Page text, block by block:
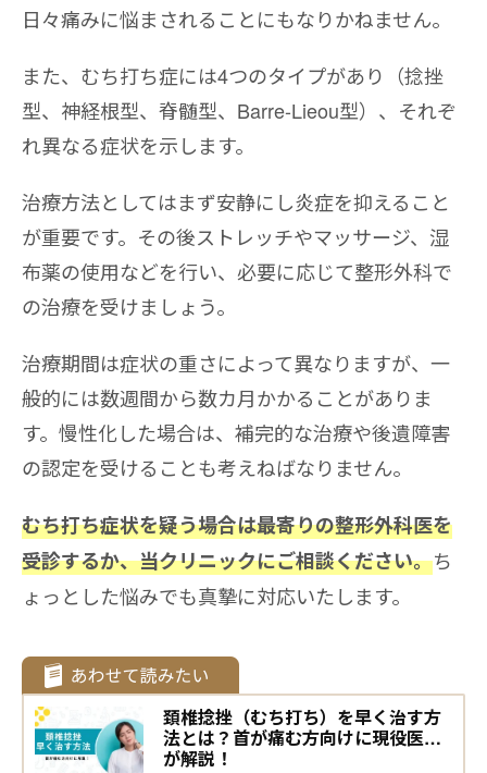
日々痛みに悩まされることにもなりかねません。
また、むち打ち症には4つのタイプがあり（捻挫
型、神経根型、脊髄型、Barre-Lieou型）、それぞ
れ異なる症状を示します。
治療方法としてはまず安静にし炎症を抑えること
が重要です。その後ストレッチやマッサージ、湿
布薬の使用などを行い、必要に応じて整形外科で
の治療を受けましょう。
治療期間は症状の重さによって異なりますが、一
般的には数週間から数カ月かかることがありま
す。慢性化した場合は、補完的な治療や後遺障害
の認定を受けることも考えねばなりません。
むち打ち症状を疑う場合は最寄りの整形外科医を
受診するか、当クリニックにご相談ください。ち
ょっとした悩みでも真摯に対応いたします。
頚椎捻挫（むち打ち）を早く治す方
法とは？首が痛む方向けに現役医師
が解説！